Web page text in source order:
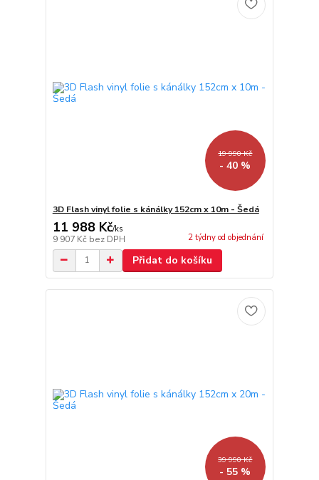
19 990 Kč
- 40 %
3D Flash vinyl folie s kánálky 152cm x 10m - Šedá
11 988 Kč/ks
9 907 Kč bez DPH 2 týdny od objednání
Přidat do košíku
39 990 Kč
- 55 %